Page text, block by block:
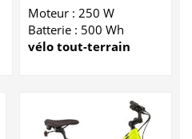
Moteur : 250 W
Batterie : 500 Wh
vélo tout-terrain